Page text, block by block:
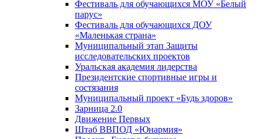
Фестиваль для обучающихся МОУ «Белый
парус»
Фестиваль для обучающихся ДОУ
«Маленькая страна»
Муниципальный этап Защиты
исследовательских проектов
Уральская академия лидерства
Президентские спортивные игры и
состязания
Муниципальный проект «Будь здоров»
Зарница 2.0
Движение Первых
Штаб ВВПОД «Юнармия»